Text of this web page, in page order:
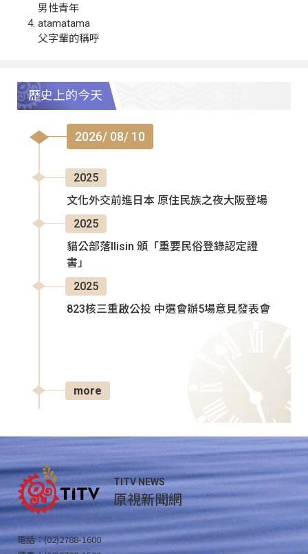
男性青年
atamatama
父字輩的稱呼
歷史上的今天
2026/ 08/ 10
2025
文化外交前進日本 原住民族之夜大阪登場
2025
貓公部落Ilisin 頒「重要民俗登錄認定證
書」
2025
823核三重啟公投 中選會辦5場意見發表會
more
TITV NEWS
原視新聞網
電話：(02)2788-1600